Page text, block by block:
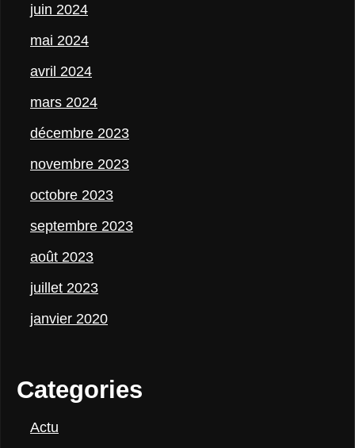
juin 2024
mai 2024
avril 2024
mars 2024
décembre 2023
novembre 2023
octobre 2023
septembre 2023
août 2023
juillet 2023
janvier 2020
Categories
Actu